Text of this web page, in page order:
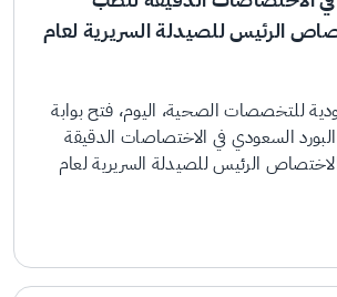
الرئيس للصيدلة السريرية لعام
للتخصصات الصحية، اليوم، فتح بوابة
السعودي في الاختصاصات الدقيقة
الرئيس للصيدلة السريرية لعام
رغبات المرشحين لأفضلية المراكز